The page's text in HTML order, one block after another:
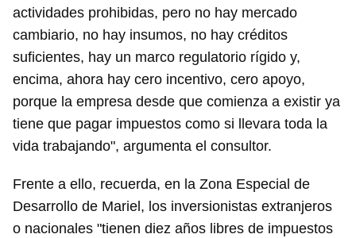
actividades prohibidas, pero no hay mercado
cambiario, no hay insumos, no hay créditos
suficientes, hay un marco regulatorio rígido y,
encima, ahora hay cero incentivo, cero apoyo,
porque la empresa desde que comienza a existir ya
tiene que pagar impuestos como si llevara toda la
vida trabajando", argumenta el consultor.
Frente a ello, recuerda, en la Zona Especial de
Desarrollo de Mariel, los inversionistas extranjeros
o nacionales "tienen diez años libres de impuestos